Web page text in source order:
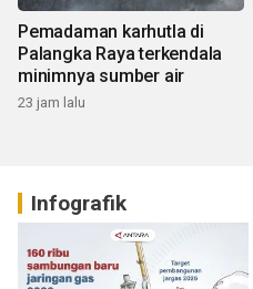
Pemadaman karhutla di
Palangka Raya terkendala
minimnya sumber air
23 jam lalu
Infografik